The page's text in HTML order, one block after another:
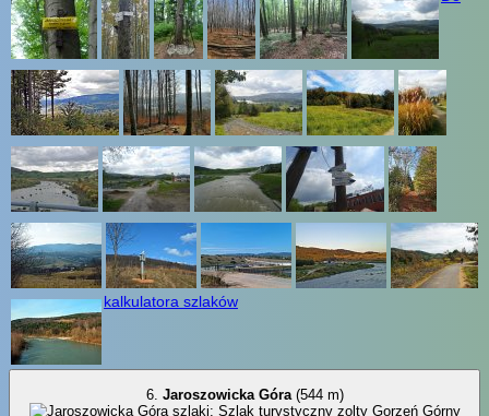
kalkulatora szlaków
6. Jaroszowicka Góra
(544 m)
Gorzeń Górny